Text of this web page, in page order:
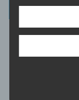
Latest Posts
Controller or
the natural or
other body
the purposes and
data; where the
are determined